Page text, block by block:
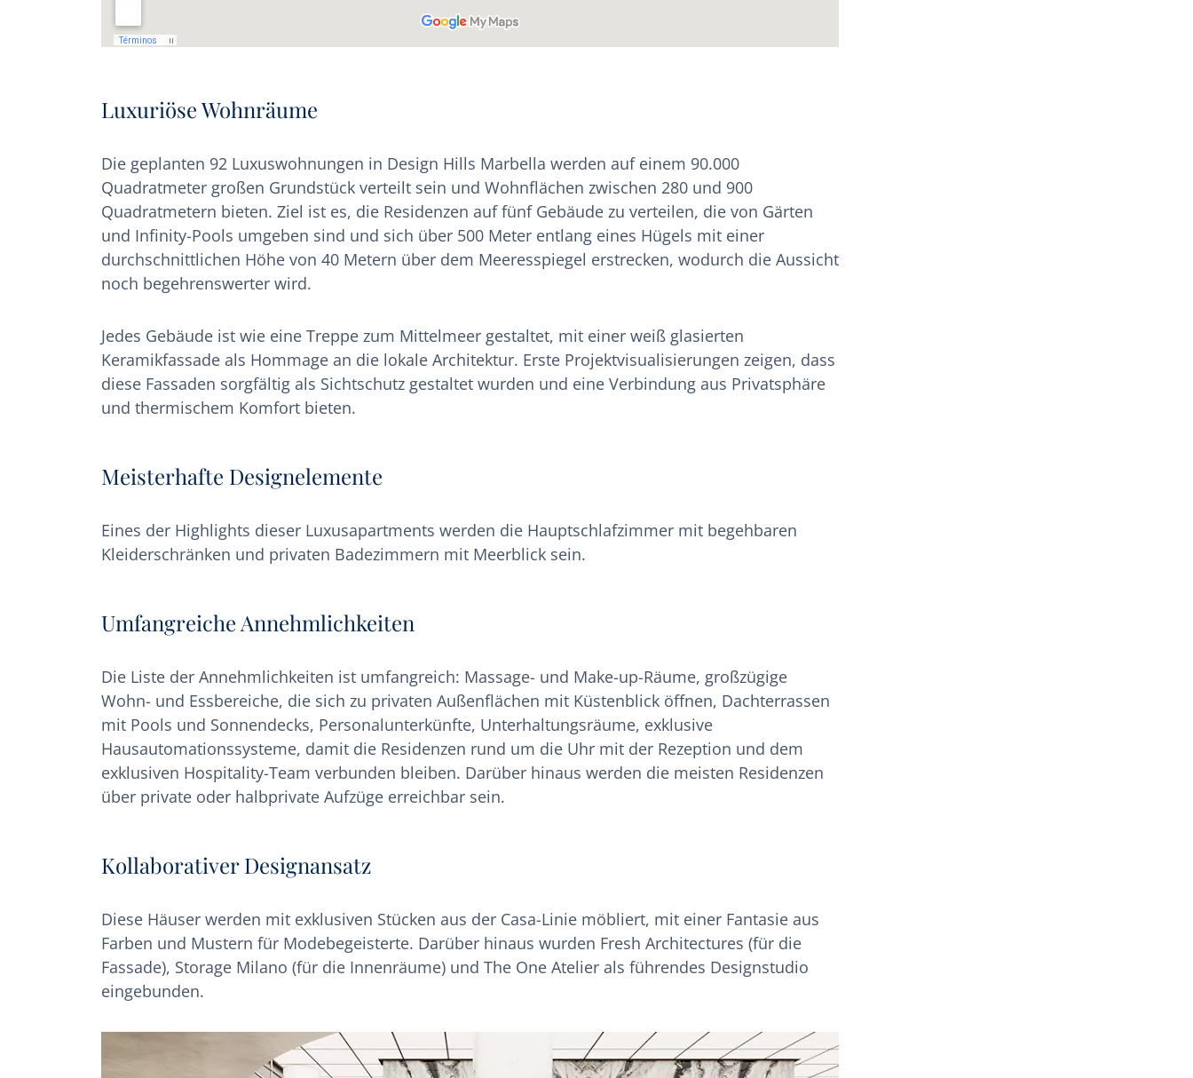
Luxuriöse Wohnräume
Die geplanten 92 Luxuswohnungen in Design Hills Marbella werden auf einem 90.000
Quadratmeter großen Grundstück verteilt sein und Wohnflächen zwischen 280 und 900
Quadratmetern bieten. Ziel ist es, die Residenzen auf fünf Gebäude zu verteilen, die von Gärten
und Infinity-Pools umgeben sind und sich über 500 Meter entlang eines Hügels mit einer
durchschnittlichen Höhe von 40 Metern über dem Meeresspiegel erstrecken, wodurch die Aussicht
noch begehrenswerter wird.
Jedes Gebäude ist wie eine Treppe zum Mittelmeer gestaltet, mit einer weiß glasierten
Keramikfassade als Hommage an die lokale Architektur. Erste Projektvisualisierungen zeigen, dass
diese Fassaden sorgfältig als Sichtschutz gestaltet wurden und eine Verbindung aus Privatsphäre
und thermischem Komfort bieten.
Meisterhafte Designelemente
Eines der Highlights dieser Luxusapartments werden die Hauptschlafzimmer mit begehbaren
Kleiderschränken und privaten Badezimmern mit Meerblick sein.
Umfangreiche Annehmlichkeiten
Die Liste der Annehmlichkeiten ist umfangreich: Massage- und Make-up-Räume, großzügige
Wohn- und Essbereiche, die sich zu privaten Außenflächen mit Küstenblick öffnen, Dachterrassen
mit Pools und Sonnendecks, Personalunterkünfte, Unterhaltungsräume, exklusive
Hausautomationssysteme, damit die Residenzen rund um die Uhr mit der Rezeption und dem
exklusiven Hospitality-Team verbunden bleiben. Darüber hinaus werden die meisten Residenzen
über private oder halbprivate Aufzüge erreichbar sein.
Kollaborativer Designansatz
Diese Häuser werden mit exklusiven Stücken aus der Casa-Linie möbliert, mit einer Fantasie aus
Farben und Mustern für Modebegeisterte. Darüber hinaus wurden Fresh Architectures (für die
Fassade), Storage Milano (für die Innenräume) und The One Atelier als führendes Designstudio
eingebunden.